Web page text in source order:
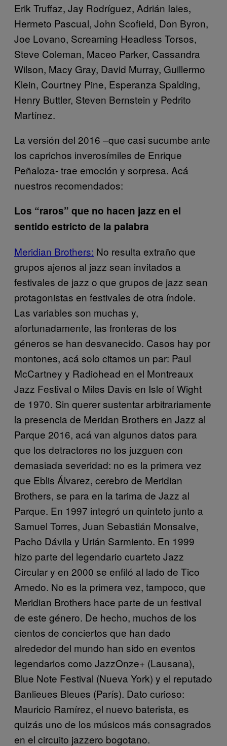
Erik Truffaz, Jay Rodríguez, Adrián Iaies,
Hermeto Pascual, John Scofield, Don Byron,
Joe Lovano, Screaming Headless Torsos,
Steve Coleman, Maceo Parker, Cassandra
Wilson, Macy Gray, David Murray, Guillermo
Klein, Courtney Pine, Esperanza Spalding,
Henry Buttler, Steven Bernstein y Pedrito
Martínez.
La versión del 2016 –que casi sucumbe ante
los caprichos inverosímiles de Enrique
Peñaloza- trae emoción y sorpresa. Acá
nuestros recomendados:
Los “raros” que no hacen jazz en el
sentido estricto de la palabra
Meridian Brothers: No resulta extraño que
grupos ajenos al jazz sean invitados a
festivales de jazz o que grupos de jazz sean
protagonistas en festivales de otra índole.
Las variables son muchas y,
afortunadamente, las fronteras de los
géneros se han desvanecido. Casos hay por
montones, acá solo citamos un par: Paul
McCartney y Radiohead en el Montreaux
Jazz Festival o Miles Davis en Isle of Wight
de 1970. Sin querer sustentar arbitrariamente
la presencia de Meridan Brothers en Jazz al
Parque 2016, acá van algunos datos para
que los detractores no los juzguen con
demasiada severidad: no es la primera vez
que Eblis Álvarez, cerebro de Meridian
Brothers, se para en la tarima de Jazz al
Parque. En 1997 integró un quinteto junto a
Samuel Torres, Juan Sebastián Monsalve,
Pacho Dávila y Urián Sarmiento. En 1999
hizo parte del legendario cuarteto Jazz
Circular y en 2000 se enfiló al lado de Tico
Arnedo. No es la primera vez, tampoco, que
Meridian Brothers hace parte de un festival
de este género. De hecho, muchos de los
cientos de conciertos que han dado
alrededor del mundo han sido en eventos
legendarios como JazzOnze+ (Lausana),
Blue Note Festival (Nueva York) y el reputado
Banlieues Bleues (París). Dato curioso:
Mauricio Ramírez, el nuevo baterista, es
quizás uno de los músicos más consagrados
en el circuito jazzero bogotano.